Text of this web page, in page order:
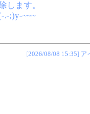
除します。
.-;)y-~~~
[2026/08/08 15:35]